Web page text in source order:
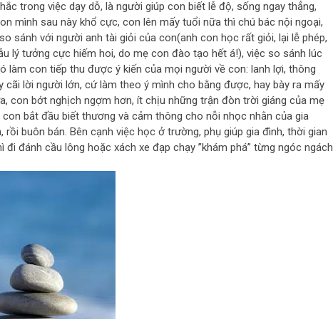
trong việc dạy dỗ, là người giúp con biết lễ độ, sống ngay thẳng,
mình sau này khổ cực, con lên mấy tuổi nữa thì chú bác nội ngoại,
sánh với người anh tài giỏi của con(anh con học rất giỏi, lại lễ phép,
lý tưởng cực hiếm hoi, do mẹ con đào tạo hết á!), việc so sánh lúc
làm con tiếp thu được ý kiến của mọi người về con: lanh lợi, thông
lời người lớn, cứ làm theo ý mình cho bằng được, hay bày ra mấy
con bớt nghịch ngợm hơn, ít chịu những trận đòn trời giáng của mẹ
bắt đầu biết thương và cảm thông cho nỗi nhọc nhằn của gia
buôn bán. Bên cạnh việc học ở trường, phụ giúp gia đình, thời gian
đánh cầu lông hoặc xách xe đạp chạy ”khám phá” từng ngóc ngách